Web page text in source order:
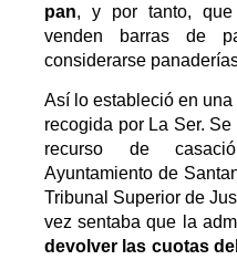
pan, y por tanto, que
venden barras de
considerarse
Así lo estableció en una
recogida por La Ser. Se
recurso de
Ayuntamiento de
Tribunal Superior de
vez sentaba que la
devolver las cuotas